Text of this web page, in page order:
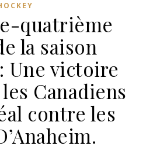
quatrième
la saison
Une victoire
Canadiens
contre les